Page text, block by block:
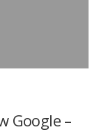
Google –